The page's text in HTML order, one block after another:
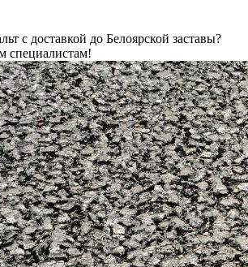
с доставкой до Белоярской заставы?
специалистам!